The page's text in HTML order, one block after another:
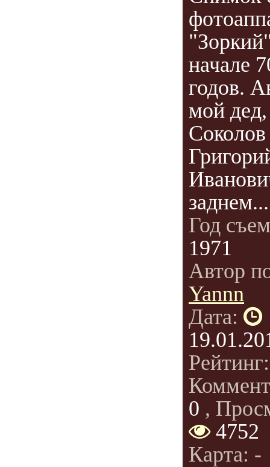
начале
годов.
мой дед,
Соколов
заднем...
Год
1971
Автор
Yannn
Дата:
0 ,
4752
Карта: -